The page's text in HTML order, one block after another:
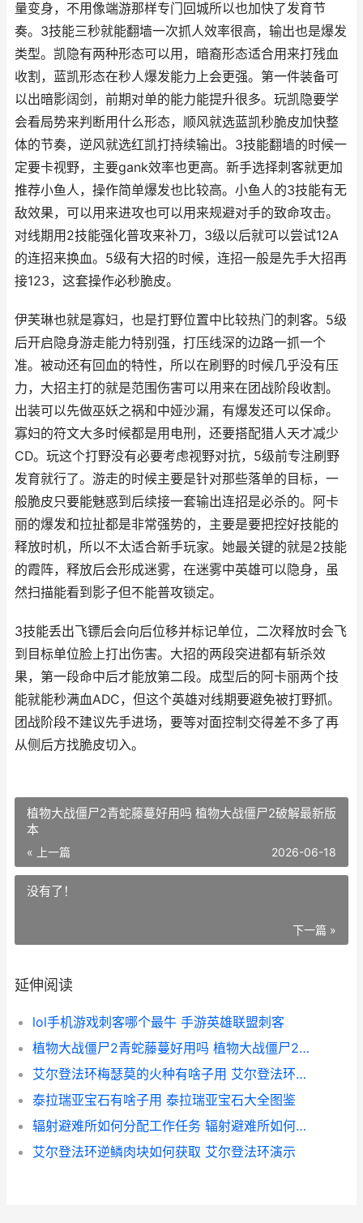
量变身，不用像端游那样专门回城所以也加快了发育节
奏。3技能三秒就能翻墙一次抓人效率很高，输出也是爆发
类型。凯隐有两种形态可以用，暗裔形态适合用来打残血
收割，蓝凯形态在秒人爆发能力上会更强。第一件装备可
以出暗影阔剑，前期对单的能力能提升很多。玩凯隐要学
会看局势来判断用什么形态，顺风就选蓝凯秒脆皮加快整
体的节奏，逆风就选红凯打持续输出。3技能翻墙的时候一
定要卡视野，主要gank效率也更高。新手选择刺客就更加
推荐小鱼人，操作简单爆发也比较高。小鱼人的3技能有无
敌效果，可以用来进攻也可以用来规避对手的致命攻击。
对线期用2技能强化普攻来补刀，3级以后就可以尝试12A
的连招来换血。5级有大招的时候，连招一般是先手大招再
接123，这套操作必秒脆皮。
伊芙琳也就是寡妇，也是打野位置中比较热门的刺客。5级
后开启隐身游走能力特别强，打压线深的边路一抓一个
准。被动还有回血的特性，所以在刷野的时候几乎没有压
力，大招主打的就是范围伤害可以用来在团战阶段收割。
出装可以先做巫妖之祸和中娅沙漏，有爆发还可以保命。
寡妇的符文大多时候都是用电刑，还要搭配猎人天才减少
CD。玩这个打野没有必要考虑视野对抗，5级前专注刷野
发育就行了。游走的时候主要是针对那些落单的目标，一
般脆皮只要能魅惑到后续接一套输出连招是必杀的。阿卡
丽的爆发和拉扯都是非常强势的，主要是要把控好技能的
释放时机，所以不太适合新手玩家。她最关键的就是2技能
的霞阵，释放后会形成迷雾，在迷雾中英雄可以隐身，虽
然扫描能看到影子但不能普攻锁定。
3技能丢出飞镖后会向后位移并标记单位，二次释放时会飞
到目标单位脸上打出伤害。大招的两段突进都有斩杀效
果，第一段命中后才能放第二段。成型后的阿卡丽两个技
能就能秒满血ADC，但这个英雄对线期要避免被打野抓。
团战阶段不建议先手进场，要等对面控制交得差不多了再
从侧后方找脆皮切入。
植物大战僵尸2青蛇藤蔓好用吗 植物大战僵尸2破解最新版
本
« 上一篇 2026-06-18
没有了！
下一篇 »
延伸阅读
lol手机游戏刺客哪个最牛 手游英雄联盟刺客
植物大战僵尸2青蛇藤蔓好用吗 植物大战僵尸2破解最新版本
艾尔登法环梅瑟莫的火种有啥子用 艾尔登法环梅瑟莫逃课打法
泰拉瑞亚宝石有啥子用 泰拉瑞亚宝石大全图鉴
辐射避难所如何分配工作任务 辐射避难所如何生出高质量小孩
艾尔登法环逆鳞肉块如何获取 艾尔登法环演示